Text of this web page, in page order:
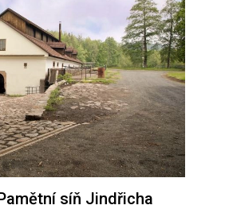
síň Jindřicha